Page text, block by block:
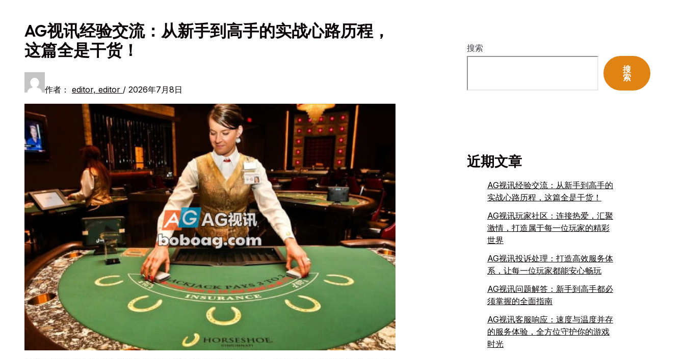
AG视讯经验交流：从新手到高手的实战心路历程，
这篇全是干货！
作者： editor, editor / 2026年7月8日
搜索
搜
索
近期文章
AG视讯经验交流：从新手到高手的
实战心路历程，这篇全是干货！
AG视讯玩家社区：连接热爱，汇聚
激情，打造属于每一位玩家的精彩
世界
AG视讯投诉处理：打造高效服务体
系，让每一位玩家都能安心畅玩
AG视讯问题解答：新手到高手都必
须掌握的全面指南
AG视讯客服响应：速度与温度并存
的服务体验，全方位守护你的游戏
时光